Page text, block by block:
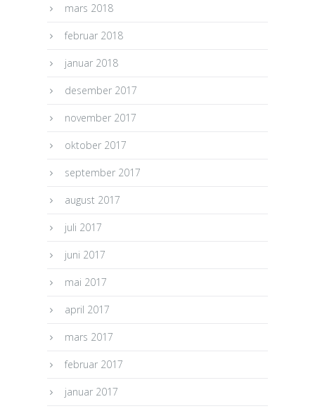
mars 2018
februar 2018
januar 2018
desember 2017
november 2017
oktober 2017
september 2017
august 2017
juli 2017
juni 2017
mai 2017
april 2017
mars 2017
februar 2017
januar 2017